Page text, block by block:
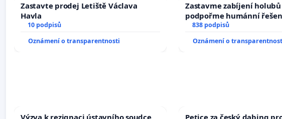
Zastavte prodej Letiště Václava
Havla
10 podpisů
Oznámení o transparentnosti
Zastavme zabíjení holubů
podpořme humánní
838 podpisů
Oznámení o